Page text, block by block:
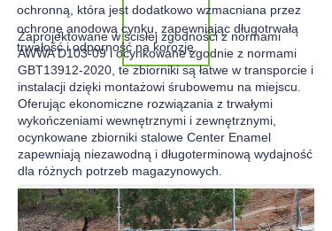
ochronną, która jest dodatkowo wzmacniana przez
ochronę anodową cynku, zapewniając długotrwałą
trwałość i odporność na korozję.
Zaprojektowane w ścisłej zgodności z normami
AWWA D103-09 i ocynkowane zgodnie z normami
GBT13912-2020, te zbiorniki są łatwe w transporcie i
instalacji dzięki montażowi śrubowemu na miejscu.
Oferując ekonomiczne rozwiązania z trwałymi
wykończeniami wewnętrznymi i zewnętrznymi,
ocynkowane zbiorniki stalowe Center Enamel
zapewniają niezawodną i długoterminową wydajność
dla różnych potrzeb magazynowych.